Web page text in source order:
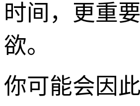
时间，更重
欲。
你可能会因